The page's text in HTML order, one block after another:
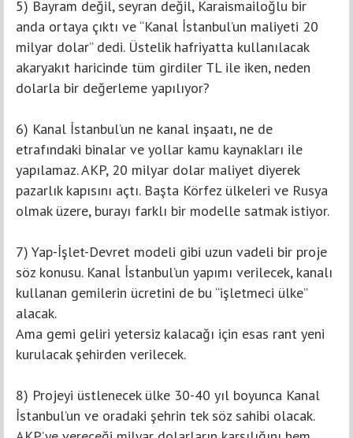
5) Bayram değil, seyran değil, Karaismailoğlu bir
anda ortaya çıktı ve “Kanal İstanbul’un maliyeti 20
milyar dolar” dedi. Üstelik hafriyatta kullanılacak
akaryakıt haricinde tüm girdiler TL ile iken, neden
dolarla bir değerleme yapılıyor?
6) Kanal İstanbul’un ne kanal inşaatı, ne de
etrafındaki binalar ve yollar kamu kaynakları ile
yapılamaz. AKP, 20 milyar dolar maliyet diyerek
pazarlık kapısını açtı. Başta Körfez ülkeleri ve Rusya
olmak üzere, burayı farklı bir modelle satmak istiyor.
7) Yap-İşlet-Devret modeli gibi uzun vadeli bir proje
söz konusu. Kanal İstanbul’un yapımı verilecek, kanalı
kullanan gemilerin ücretini de bu “işletmeci ülke”
alacak.
Ama gemi geliri yetersiz kalacağı için esas rant yeni
kurulacak şehirden verilecek.
8) Projeyi üstlenecek ülke 30-40 yıl boyunca Kanal
İstanbul’un ve oradaki şehrin tek söz sahibi olacak.